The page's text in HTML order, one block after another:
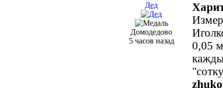
Дед
Домодедово
5 часов назад
0,05